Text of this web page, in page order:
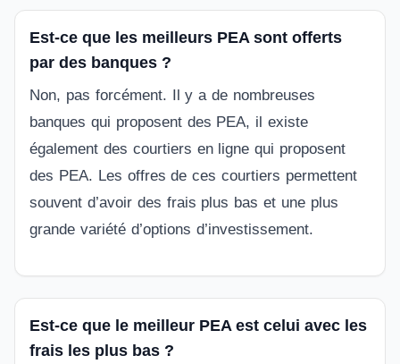
Est-ce que les meilleurs PEA sont offerts
par des banques ?
Non, pas forcément. Il y a de nombreuses
banques qui proposent des PEA, il existe
également des courtiers en ligne qui proposent
des PEA. Les offres de ces courtiers permettent
souvent d’avoir des frais plus bas et une plus
grande variété d’options d’investissement.
Est-ce que le meilleur PEA est celui avec les
frais les plus bas ?